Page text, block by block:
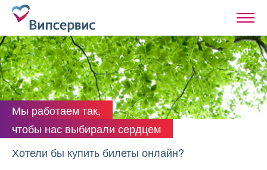
Мы работаем так,
чтобы нас выбирали сердцем
Хотели бы купить билеты онлайн?